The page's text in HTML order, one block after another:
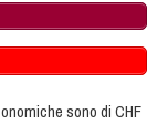
sono di CHF